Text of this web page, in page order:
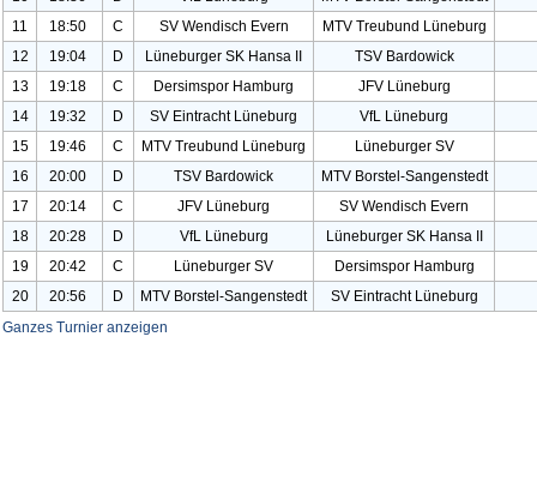
11
18:50 C SV Wendisch Evern
MTV Treubund Lüneburg
12
19:04 D Lüneburger SK Hansa II
TSV Bardowick
13
19:18 C Dersimspor Hamburg
JFV Lüneburg
14
19:32 D SV Eintracht Lüneburg VfL Lüneburg
15
19:46 C MTV Treubund Lüneburg
Lüneburger SV
16
20:00 D TSV Bardowick
MTV Borstel-Sangenstedt
17
20:14 C JFV Lüneburg
SV Wendisch Evern
18
20:28 D VfL Lüneburg
Lüneburger SK Hansa II
19
20:42 C Lüneburger SV
Dersimspor Hamburg
20
20:56 D MTV Borstel-Sangenstedt
SV Eintracht Lüneburg
Ganzes Turnier anzeigen